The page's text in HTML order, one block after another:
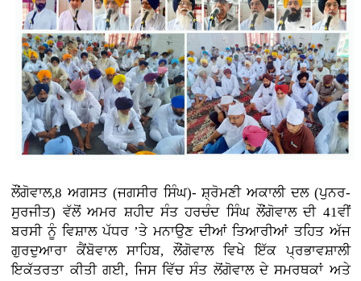
ਲੌਂਗੋਵਾਲ,8 ਅਗਸਤ (ਜਗਸੀਰ ਸਿੰਘ)- ਸ਼੍ਰੋਮਣੀ ਅਕਾਲੀ ਦਲ (ਪੁਨਰ-
ਸੁਰਜੀਤ) ਵੱਲੋਂ ਅਮਰ ਸ਼ਹੀਦ ਸੰਤ ਹਰਚੰਦ ਸਿੰਘ ਲੌਂਗੋਵਾਲ ਦੀ 41ਵੀਂ
ਬਰਸੀ ਨੂੰ ਵਿਸ਼ਾਲ ਪੱਧਰ ’ਤੇ ਮਨਾਉਣ ਦੀਆਂ ਤਿਆਰੀਆਂ ਤਹਿਤ ਅੱਜ
ਗੁਰਦੁਆਰਾ ਕੈਂਬੋਵਾਲ ਸਾਹਿਬ, ਲੌਂਗੋਵਾਲ ਵਿਖੇ ਇੱਕ ਪ੍ਰਭਾਵਸ਼ਾਲੀ
ਇਕੱਤਰਤਾ ਕੀਤੀ ਗਈ, ਜਿਸ ਵਿੱਚ ਸੰਤ ਲੋਂਗੋਵਾਲ ਦੇ ਸਮਰਥਕਾਂ ਅਤੇ